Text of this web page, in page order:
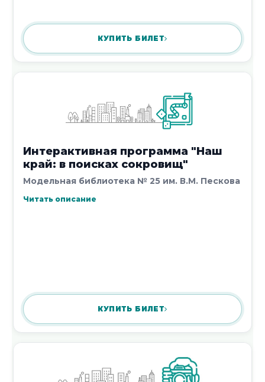
Просветительский час «Обращая в
минувшее взгляд».
Новости 51 - 60 из 20431
Начало|Пред.|4 5 6 7 8|След.|Конец
КУПИТЬ БИЛЕТ
Интерактивная программа "Наш
край: в поисках сокровищ"
Модельная библиотека № 25 им. В.М. Пескова
Читать описание
КУПИТЬ БИЛЕТ